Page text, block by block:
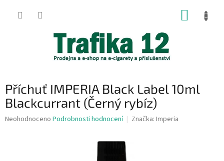
Příchuť IMPERIA Black Label 10ml
Blackcurrant (Černý rybíz)
Průměrné
Neohodnoceno Podrobnosti hodnocení Značka: Imperia